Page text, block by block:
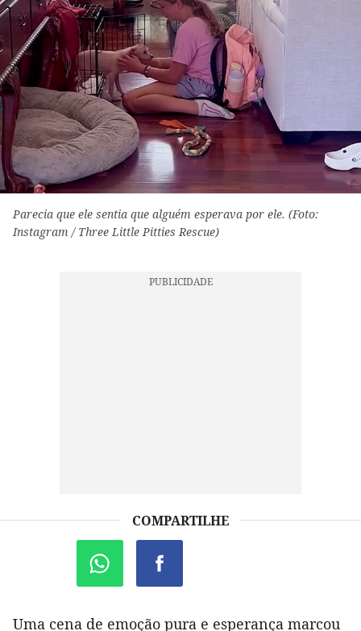
Parecia que ele sentia que alguém esperava por ele. (Foto:
Instagram / Three Little Pitties Rescue)
COMPARTILHE
Uma cena de emoção pura e esperança marcou